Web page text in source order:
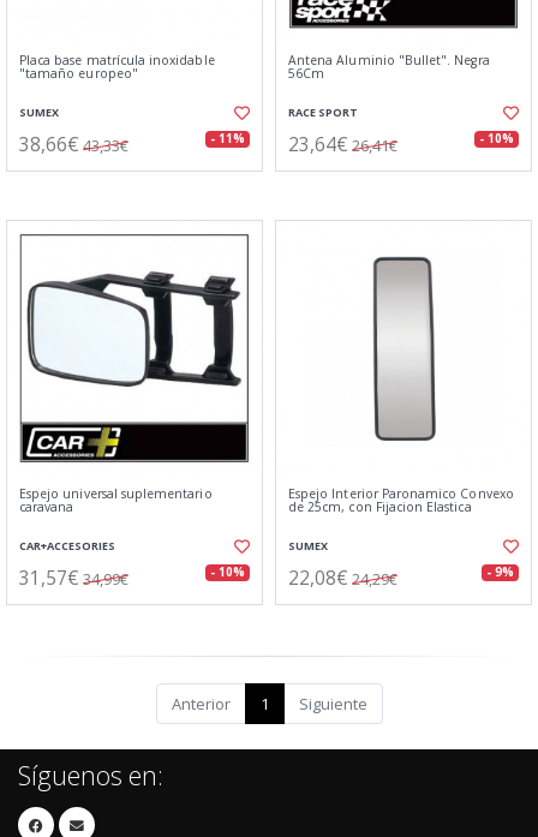
Placa base matrícula inoxidable
"tamaño europeo"
SUMEX
38,66€ 43,33€ - 11%
Antena Aluminio "Bullet". Negra
56Cm
RACE SPORT
23,64€ 26,41€ - 10%
Espejo universal suplementario
caravana
CAR+ACCESORIES
31,57€ 34,99€ - 10%
Espejo Interior Paronamico Convexo
de 25cm, con Fijacion Elastica
SUMEX
22,08€ 24,29€ - 9%
Anterior 1 Siguiente
Síguenos en: